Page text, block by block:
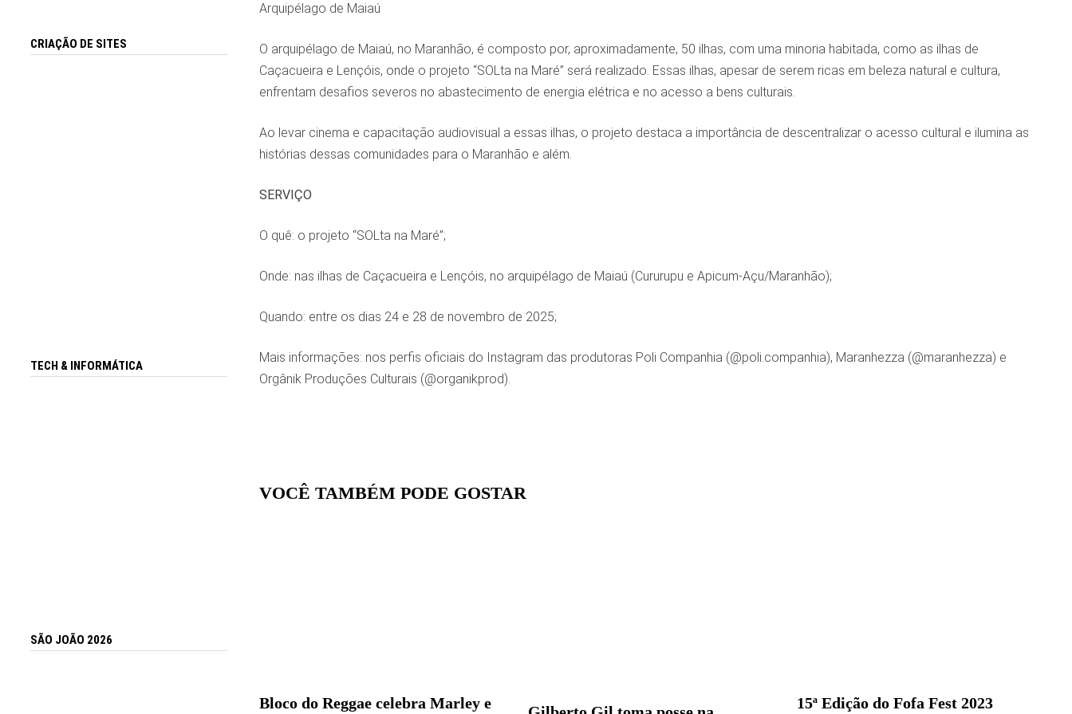
Arquipélago de Maiaú
O arquipélago de Maiaú, no Maranhão, é composto por, aproximadamente, 50 ilhas, com uma minoria habitada, como as ilhas de
Caçacueira e Lençóis, onde o projeto “SOLta na Maré” será realizado. Essas ilhas, apesar de serem ricas em beleza natural e cultura,
enfrentam desafios severos no abastecimento de energia elétrica e no acesso a bens culturais.
Ao levar cinema e capacitação audiovisual a essas ilhas, o projeto destaca a importância de descentralizar o acesso cultural e ilumina as
histórias dessas comunidades para o Maranhão e além.
SERVIÇO
O quê: o projeto “SOLta na Maré”;
Onde: nas ilhas de Caçacueira e Lençóis, no arquipélago de Maiaú (Cururupu e Apicum-Açu/Maranhão);
Quando: entre os dias 24 e 28 de novembro de 2025;
Mais informações: nos perfis oficiais do Instagram das produtoras Poli Companhia (@poli.companhia), Maranhezza (@maranhezza) e
Orgânik Produções Culturais (@organikprod).
VOCÊ TAMBÉM PODE GOSTAR
Bloco do Reggae celebra Marley e
15ª Edição do Fofa Fest 2023
CRIAÇÃO DE SITES
TECH & INFORMÁTICA
SÃO JOÃO 2026